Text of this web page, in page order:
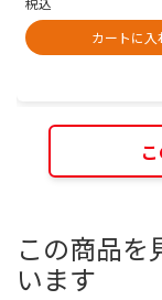
カートに入
この商品を
います